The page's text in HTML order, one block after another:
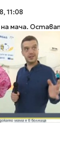
11:08
на мача.